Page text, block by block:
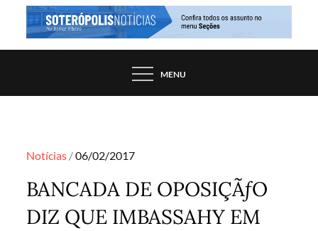
MENU
Notícias Posted
06/02/2017
BANCADA DE OPOSIÇÃƒO
DIZ QUE IMBASSAHY EM